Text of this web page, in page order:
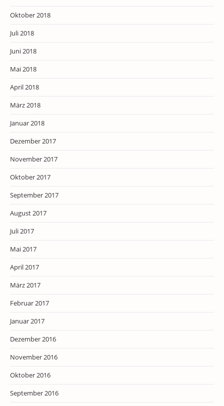
Oktober 2018
Juli 2018
Juni 2018
Mai 2018
April 2018
März 2018
Januar 2018
Dezember 2017
November 2017
Oktober 2017
September 2017
August 2017
Juli 2017
Mai 2017
April 2017
März 2017
Februar 2017
Januar 2017
Dezember 2016
November 2016
Oktober 2016
September 2016